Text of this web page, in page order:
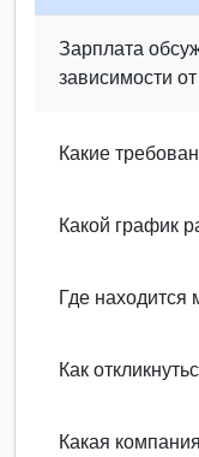
Зарплата
зависимости
Какие
Какой график
Где находится
Как
Какая